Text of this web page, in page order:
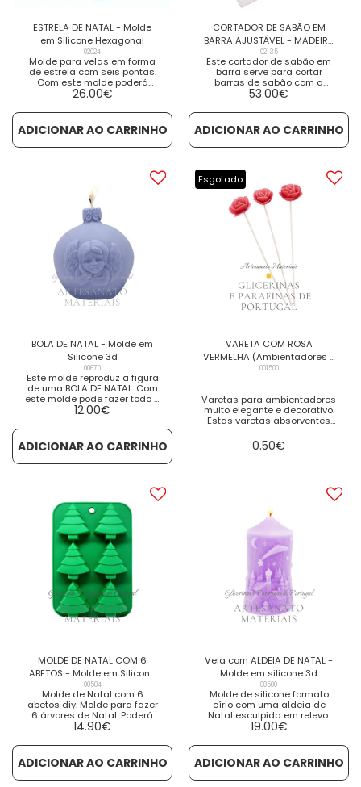
ESTRELA DE NATAL - Molde
em Silicone Hexagonal
02024
Molde para velas em forma
de estrela com seis pontas.
Com este molde poderá
fabricar as suas próprias
em gesso, resina etc. Como
fazer esta vela? Muito fácil:
Derreta 70% de parafina GP-
66 e adicione 30% de
desmolde lisa e facilmente
Altura: 12 cm
26.00€
ADICIONAR AO CARRINHO
CORTADOR DE SABÃO EM
BARRA AJUSTÁVEL - MADEIRA
(3 PEÇAS)
02135
Este cortador de sabão em
barra serve para cortar
barras de sabão com a
mesma espessura. A
Sabonete a cortar, tem a
possibilidade de variar. VER
DETALHES VER PRODUTOS
RELACIONADOS
53.00€
ADICIONAR AO CARRINHO
BOLA DE NATAL - Molde em
Silicone 3d
00670
Este molde reproduz a figura
de uma BOLA DE NATAL. Com
este molde pode fazer todo o
tipo de trabalhos artesanais
Resina, figuras de gesso,
cera perfumada, cera
natural, parafina para velas,
bem como com diferentes
FESTAS!!! Medidas: - 6,5 cm -
6,5 cm - 8 cm
12.00€
ADICIONAR AO CARRINHO
Esgotado
VARETA COM ROSA
VERMELHA (Ambientadores e
Difusores)
001500
Varetas para ambientadores
muito elegante e decorativo.
Estas varetas absorventes
aroma, são compostas por
uma vara de madeira de
0.50€
MOLDE DE NATAL COM 6
ABETOS - Molde em Silicone
Industrial
00504
Molde de Natal com 6
abetos diy. Molde para fazer
6 árvores de Natal. Poderá
com este molde fazer vários
Natalícios, como velas,
sabonetes, chocolates,
gesso, resina, [...] DISPONIVEL
EM TRÊS DIAS VER DETALHES
14.90€
ADICIONAR AO CARRINHO
Vela com ALDEIA DE NATAL -
Molde em silicone 3d
00500
Molde de silicone formato
círio com uma aldeia de
Natal esculpida em relevo.
Com este molde
resistente, trabalhar com ele
é muito fácil. Basta derreter a
parafina, adicionar essência
aromática e colorir ao seu
19.00€
ADICIONAR AO CARRINHO